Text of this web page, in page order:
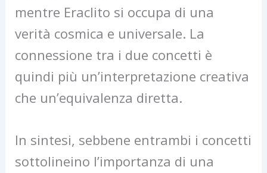
mentre Eraclito si occupa di una
verità cosmica e universale. La
connessione tra i due concetti è
quindi più un’interpretazione creativa
che un’equivalenza diretta.
In sintesi, sebbene entrambi i concetti
sottolineino l’importanza di una